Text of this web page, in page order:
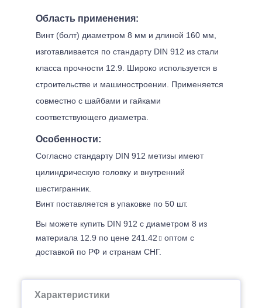
Область применения:
Винт (болт) диаметром 8 мм и длиной 160 мм,
изготавливается по стандарту DIN 912 из стали
класса прочности 12.9. Широко используется в
строительстве и машиностроении. Применяется
совместно с шайбами и гайками
соответствующего диаметра.
Особенности:
Согласно стандарту DIN 912 метизы имеют
цилиндрическую головку и внутренний
шестигранник.
Винт поставляется в упаковке по 50 шт.
Вы можете купить DIN 912 с диаметром 8 из
материала 12.9 по цене 241.42
оптом с
доставкой по РФ и странам СНГ.
Характеристики